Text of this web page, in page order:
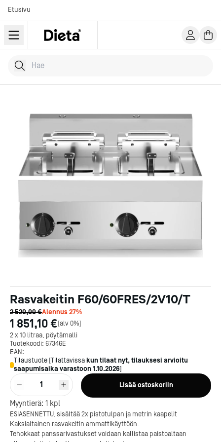
Etusivu
Hae tuotteita
Kirjoita hakusana...
Rasvakeitin F60/60FRES/2V10/T
2 520,00 €Alennus27%
1 851,10 €[alv 0%]
2 x 10 litraa, pöytämalli
Tuotekoodi: 67346E
EAN:
Tilaustuote [Tilattavissa kun tilaat nyt, tilauksesi arvioitu
saapumisaika varastoon1.10.2026]
1 Lisää ostoskoriin
Myyntierä: 1 kpl
ESIASENNETTU, sisältää 2x pistotulpan ja metrin kaapelit
Kaksialtainen rasvakeitin ammattikäyttöön.
Tehokkaat panssarivastukset voidaan kallistaa paistoaltaan